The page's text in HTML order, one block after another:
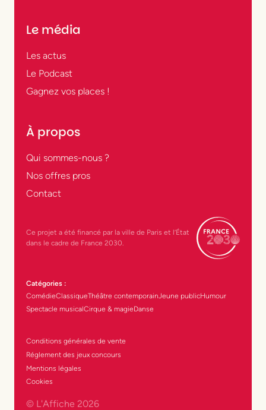
Le média
Les actus
Le Podcast
Gagnez vos places !
À propos
Qui sommes-nous ?
Nos offres pros
Contact
Ce projet a été financé par la ville de Paris et l’État
dans le cadre de France 2030.
Catégories :
ComédieClassiqueThéâtre contemporainJeune publicHumour
Spectacle musicalCirque & magieDanse
Conditions générales de vente
Réglement des jeux concours
Mentions légales
Cookies
© L'Affiche 2026